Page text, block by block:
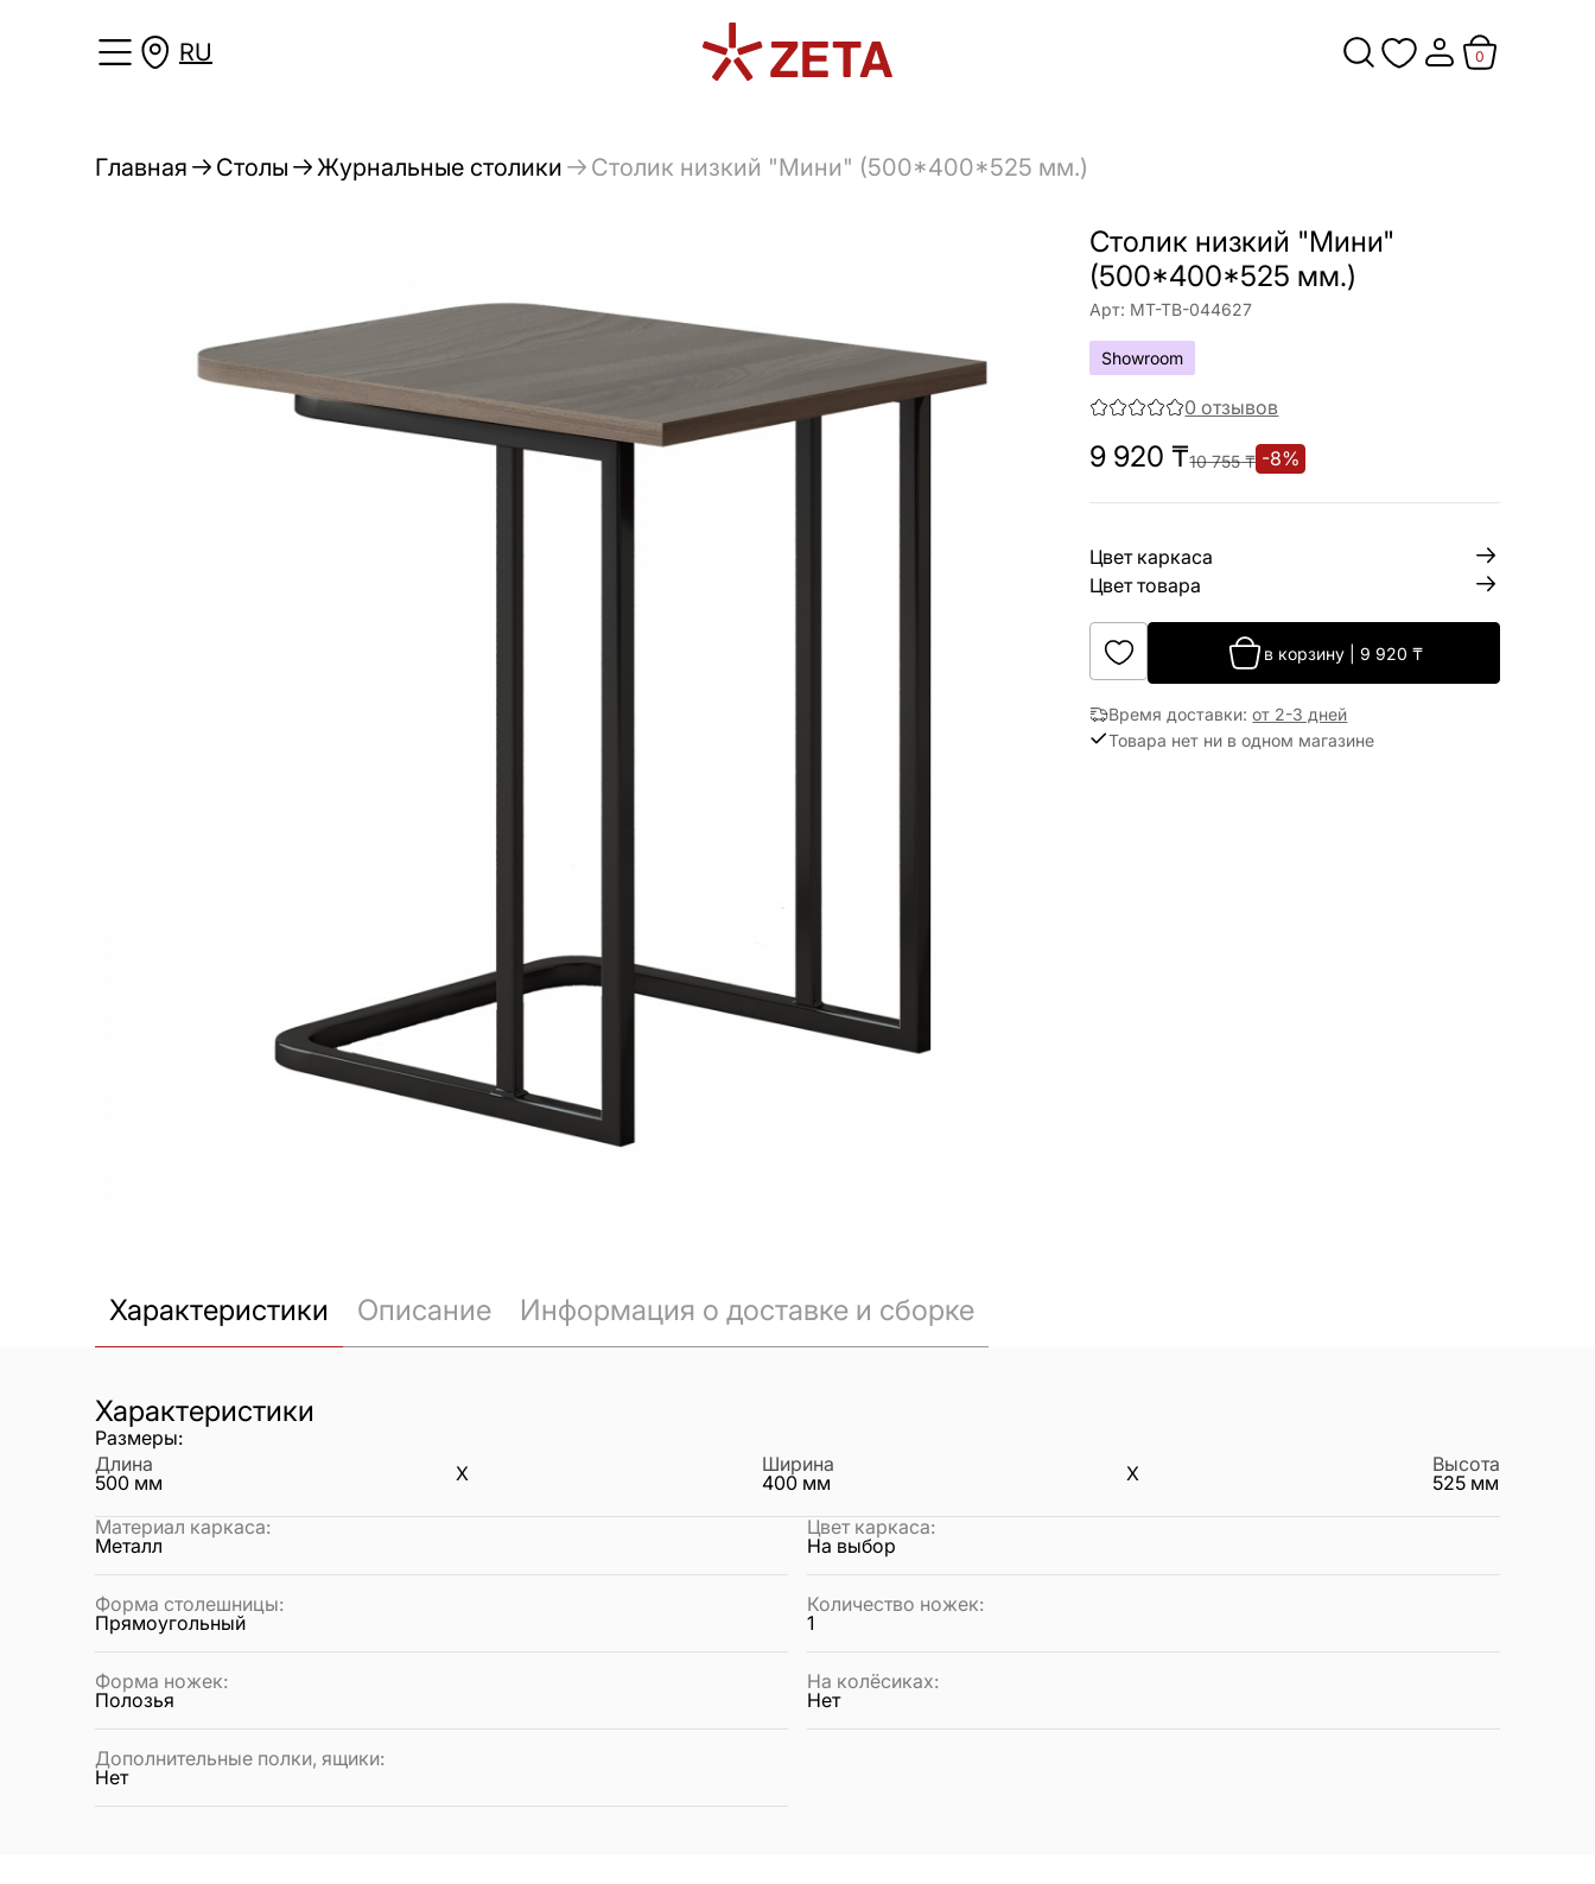
RU 0
Главная Столы Журнальные столики Столик низкий "Мини" (500*400*525 мм.)
Столик низкий "Мини"
(500*400*525 мм.)
Арт: МТ-ТВ-044627
Showroom
0 отзывов
9 920 ₸10 755₸ -8%
Цвет каркаса
Цвет товара
в корзину| 9 920 ₸
Время доставки:от 2-3 дней
Товара нет ни в одном магазине
Характеристики Описание Информация о доставке и сборке
Характеристики
Размеры:
Длина
500 мм X
Ширина
400 мм X
Высота
525 мм
Материал каркаса:
Металл
Цвет каркаса:
На выбор
Форма столешницы:
Прямоугольный
Количество ножек:
1
Форма ножек:
Полозья
На колёсиках:
Нет
Дополнительные полки, ящики:
Нет